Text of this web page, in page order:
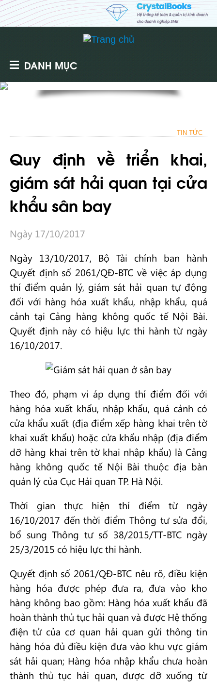
DANH MỤC
TIN TỨC
Quy định về triển khai,
giám sát hải quan tại cửa
khẩu sân bay
Ngày 17/10/2017
Ngày 13/10/2017, Bộ Tài chính ban hành
Quyết định số 2061/QĐ-BTC về việc áp dụng
thí điểm quản lý, giám sát hải quan tự động
đối với hàng hóa xuất khẩu, nhập khẩu, quá
cảnh tại Cảng hàng không quốc tế Nội Bài.
Quyết định này có hiệu lực thi hành từ ngày
16/10/2017.
Theo đó, phạm vi áp dụng thí điểm đối với
hàng hóa xuất khẩu, nhập khẩu, quá cảnh có
cửa khẩu xuất (địa điểm xếp hàng khai trên tờ
khai xuất khẩu) hoặc cửa khẩu nhập (địa điểm
dỡ hàng khai trên tờ khai nhập khẩu) là Cảng
hàng không quốc tế Nội Bài thuộc địa bàn
quản lý của Cục Hải quan TP. Hà Nội.
Thời gian thực hiện thí điểm từ ngày
16/10/2017 đến thời điểm Thông tư sửa đổi,
bổ sung Thông tư số 38/2015/TT-BTC ngày
25/3/2015 có hiệu lực thi hành.
Quyết định số 2061/QĐ-BTC nêu rõ, điều kiện
hàng hóa được phép đưa ra, đưa vào kho
hàng không bao gồm: Hàng hóa xuất khẩu đã
hoàn thành thủ tục hải quan và được Hệ thống
điện tử của cơ quan hải quan gửi thông tin
hàng hóa đủ điều kiện đưa vào khu vực giám
sát hải quan; Hàng hóa nhập khẩu chưa hoàn
thành thủ tục hải quan, được dỡ xuống từ